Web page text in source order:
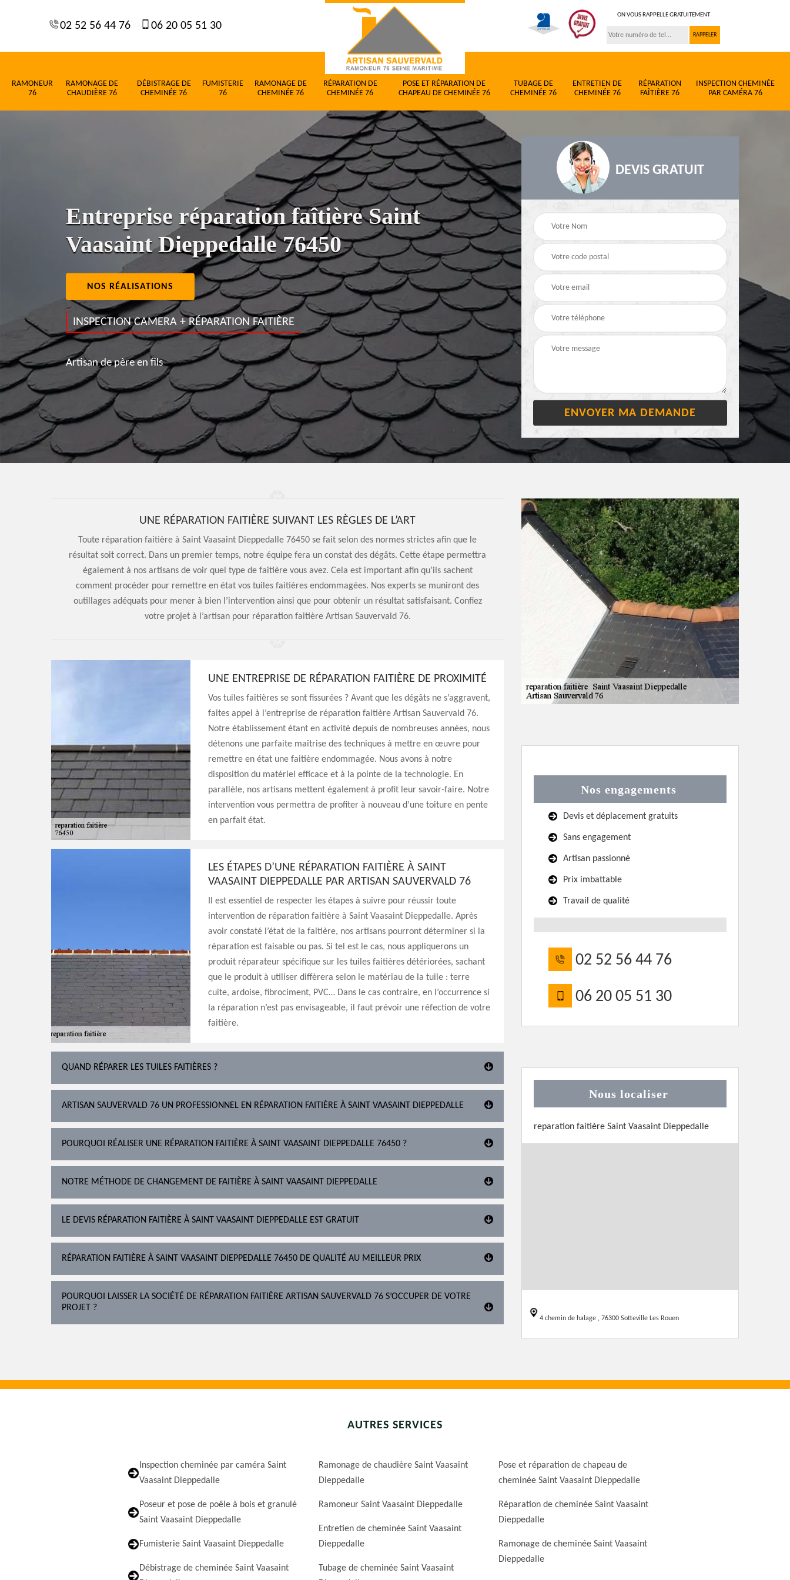
02 52 56 44 76 06 20 05 51 30
ON VOUS RAPPELLE GRATUITEMENT
RAMONEUR
76
RAMONAGE DE
CHAUDIÈRE 76
DÉBISTRAGE DE
CHEMINÉE 76
FUMISTERIE
76
RAMONAGE DE
CHEMINÉE 76
RÉPARATION DE
CHEMINÉE 76
POSE ET RÉPARATION DE
CHAPEAU DE CHEMINÉE 76
TUBAGE DE
CHEMINÉE 76
ENTRETIEN DE
CHEMINÉE 76
RÉPARATION
FAÎTIÈRE 76
INSPECTION CHEMINÉE
PAR CAMÉRA 76
Entreprise réparation faîtière Saint
Vaasaint Dieppedalle 76450
NOS RÉALISATIONS
INSPECTION CAMERA + RÉPARATION FAITIÈRE
Artisan de père en fils
DEVIS GRATUIT
UNE RÉPARATION FAITIÈRE SUIVANT LES RÈGLES DE L’ART
Toute réparation faitière à Saint Vaasaint Dieppedalle 76450 se fait selon des normes strictes afin que le
résultat soit correct. Dans un premier temps, notre équipe fera un constat des dégâts. Cette étape permettra
également à nos artisans de voir quel type de faitière vous avez. Cela est important afin qu’ils sachent
comment procéder pour remettre en état vos tuiles faitières endommagées. Nos experts se muniront des
outillages adéquats pour mener à bien l’intervention ainsi que pour obtenir un résultat satisfaisant. Confiez
votre projet à l’artisan pour réparation faitière Artisan Sauvervald 76.
UNE ENTREPRISE DE RÉPARATION FAITIÈRE DE PROXIMITÉ
Vos tuiles faitières se sont fissurées ? Avant que les dégâts ne s’aggravent,
faites appel à l’entreprise de réparation faitière Artisan Sauvervald 76.
Notre établissement étant en activité depuis de nombreuses années, nous
détenons une parfaite maîtrise des techniques à mettre en œuvre pour
remettre en état une faitière endommagée. Nous avons à notre
disposition du matériel efficace et à la pointe de la technologie. En
parallèle, nos artisans mettent également à profit leur savoir-faire. Notre
intervention vous permettra de profiter à nouveau d’une toiture en pente
en parfait état.
LES ÉTAPES D’UNE RÉPARATION FAITIÈRE À SAINT
VAASAINT DIEPPEDALLE PAR ARTISAN SAUVERVALD 76
Il est essentiel de respecter les étapes à suivre pour réussir toute
intervention de réparation faitière à Saint Vaasaint Dieppedalle. Après
avoir constaté l’état de la faitière, nos artisans pourront déterminer si la
réparation est faisable ou pas. Si tel est le cas, nous appliquerons un
produit réparateur spécifique sur les tuiles faitières détériorées, sachant
que le produit à utiliser diffèrera selon le matériau de la tuile : terre
cuite, ardoise, fibrociment, PVC… Dans le cas contraire, en l’occurrence si
la réparation n’est pas envisageable, il faut prévoir une réfection de votre
faitière.
QUAND RÉPARER LES TUILES FAITIÈRES ?
ARTISAN SAUVERVALD 76 UN PROFESSIONNEL EN RÉPARATION FAITIÈRE À SAINT VAASAINT DIEPPEDALLE
POURQUOI RÉALISER UNE RÉPARATION FAITIÈRE À SAINT VAASAINT DIEPPEDALLE 76450 ?
NOTRE MÉTHODE DE CHANGEMENT DE FAITIÈRE À SAINT VAASAINT DIEPPEDALLE
LE DEVIS RÉPARATION FAITIÈRE À SAINT VAASAINT DIEPPEDALLE EST GRATUIT
RÉPARATION FAITIÈRE À SAINT VAASAINT DIEPPEDALLE 76450 DE QUALITÉ AU MEILLEUR PRIX
POURQUOI LAISSER LA SOCIÉTÉ DE RÉPARATION FAITIÈRE ARTISAN SAUVERVALD 76 S’OCCUPER DE VOTRE
PROJET ?
Nos engagements
Devis et déplacement gratuits
Sans engagement
Artisan passionné
Prix imbattable
Travail de qualité
02 52 56 44 76
06 20 05 51 30
Nous localiser
reparation faitière Saint Vaasaint Dieppedalle
4 chemin de halage , 76300 Sotteville Les Rouen
AUTRES SERVICES
Inspection cheminée par caméra Saint
Vaasaint Dieppedalle
Poseur et pose de poêle à bois et granulé
Saint Vaasaint Dieppedalle
Fumisterie Saint Vaasaint Dieppedalle
Débistrage de cheminée Saint Vaasaint
Ramonage de chaudière Saint Vaasaint
Dieppedalle
Ramoneur Saint Vaasaint Dieppedalle
Entretien de cheminée Saint Vaasaint
Dieppedalle
Tubage de cheminée Saint Vaasaint
Pose et réparation de chapeau de
cheminée Saint Vaasaint Dieppedalle
Réparation de cheminée Saint Vaasaint
Dieppedalle
Ramonage de cheminée Saint Vaasaint
Dieppedalle